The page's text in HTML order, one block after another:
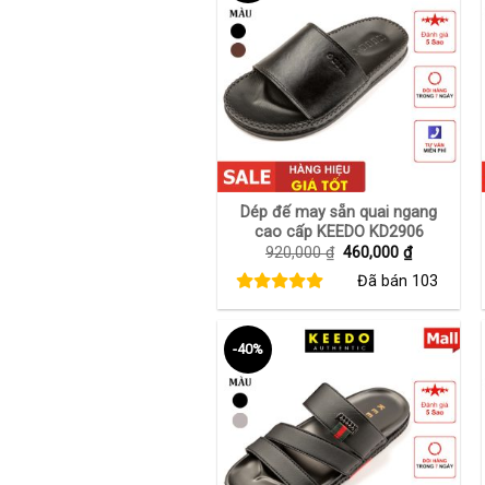
+
Dép đế may sẵn quai ngang
cao cấp KEEDO KD2906
920,000₫ Giá
là:
460,000₫Giá
hiện
tại
460,000 ₫.
Đã bán 103
-40%